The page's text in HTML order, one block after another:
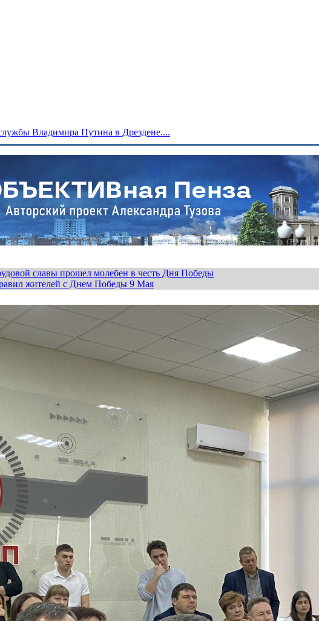
Владимира Путина в Дрездене....
славы прошел молебен в честь Дня Победы
жителей с Днем Победы 9 Мая